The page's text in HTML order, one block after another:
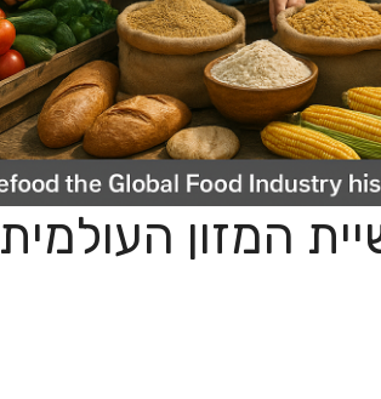
המזון העולמית